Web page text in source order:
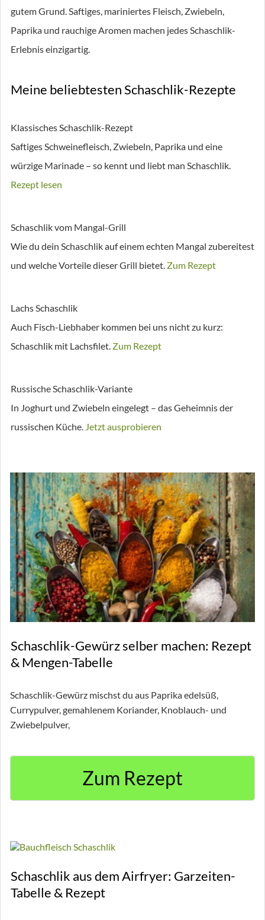
gutem Grund. Saftiges, mariniertes Fleisch, Zwiebeln,
Paprika und rauchige Aromen machen jedes Schaschlik-
Erlebnis einzigartig.
Meine beliebtesten Schaschlik-Rezepte
Klassisches Schaschlik-Rezept
Saftiges Schweinefleisch, Zwiebeln, Paprika und eine
würzige Marinade – so kennt und liebt man Schaschlik.
Rezept lesen
Schaschlik vom Mangal-Grill
Wie du dein Schaschlik auf einem echten Mangal zubereitest
und welche Vorteile dieser Grill bietet. Zum Rezept
Lachs Schaschlik
Auch Fisch-Liebhaber kommen bei uns nicht zu kurz:
Schaschlik mit Lachsfilet. Zum Rezept
Russische Schaschlik-Variante
In Joghurt und Zwiebeln eingelegt – das Geheimnis der
russischen Küche. Jetzt ausprobieren
Schaschlik-Gewürz selber machen: Rezept
& Mengen-Tabelle
Schaschlik-Gewürz mischst du aus Paprika edelsüß,
Currypulver, gemahlenem Koriander, Knoblauch- und
Zwiebelpulver,
Zum Rezept
Schaschlik aus dem Airfryer: Garzeiten-
Tabelle & Rezept